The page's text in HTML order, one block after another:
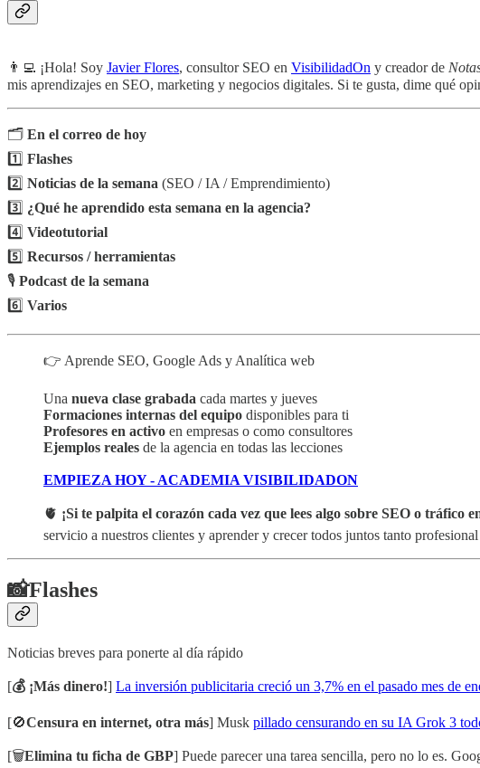
👨‍💻 ¡Hola! Soy Javier Flores, consultor SEO en VisibilidadOn y creador de
mis aprendizajes en SEO, marketing y negocios digitales. Si te gusta, dime qué
🗂️ En el correo de hoy
1️⃣ Flashes
2️⃣ Noticias de la semana (SEO / IA / Emprendimiento)
3️⃣ ¿Qué he aprendido esta semana en la agencia?
4️⃣ Videotutorial
5️⃣ Recursos / herramientas
🎙️ Podcast de la semana
6️⃣ Varios
👉 Aprende SEO, Google Ads y Analítica web
Una nueva clase grabada cada martes y jueves
Formaciones internas del equipo disponibles para ti
Profesores en activo en empresas o como consultores
Ejemplos reales de la agencia en todas las lecciones
EMPIEZA HOY - ACADEMIA VISIBILIDADON
🫀 ¡Si te palpita el corazón cada vez que lees algo sobre SEO o tráfico
servicio a nuestros clientes y aprender y crecer todos juntos tanto
📸Flashes
Noticias breves para ponerte al día rápido
[💰 ¡Más dinero!] La inversión publicitaria creció un 3,7% en el pasado mes de
[🚫Censura en internet, otra más] Musk pillado censurando en su IA Grok 3
[🗑️Elimina tu ficha de GBP] Puede parecer una tarea sencilla, pero no lo es.